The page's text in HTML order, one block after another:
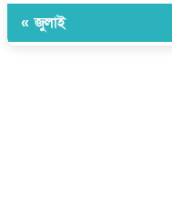
« জুলাই